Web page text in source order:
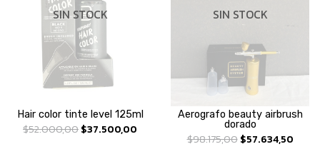
SIN STOCK
Hair color tinte level 125ml
$52.000,00$37.500,00
SIN STOCK
Aerografo beauty airbrush
dorado
$98.175,00$57.634,50